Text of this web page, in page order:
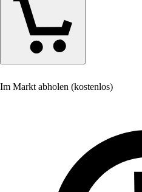
Im Markt abholen (kostenlos)